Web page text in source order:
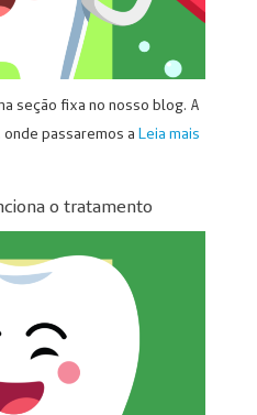
seção fixa no nosso blog. A
passaremos a Leia mais
o tratamento